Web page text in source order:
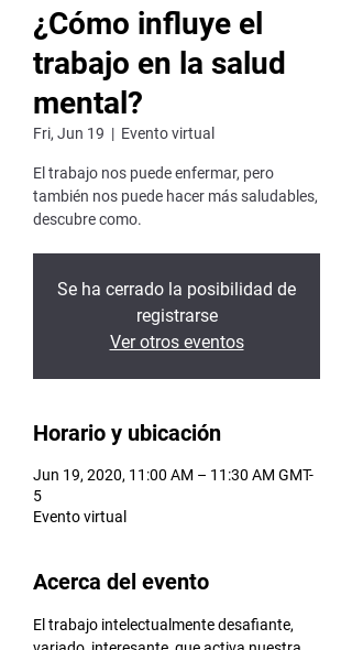
¿Cómo influye el
trabajo en la salud
mental?
Fri, Jun 19
  |
Evento virtual
El trabajo nos puede enfermar, pero
también nos puede hacer más saludables,
descubre como.
Se ha cerrado la posibilidad de
registrarse
Ver otros eventos
Horario y ubicación
Jun 19, 2020, 11:00 AM – 11:30 AM GMT-
5
Evento virtual
Acerca del evento
El trabajo intelectualmente desafiante,